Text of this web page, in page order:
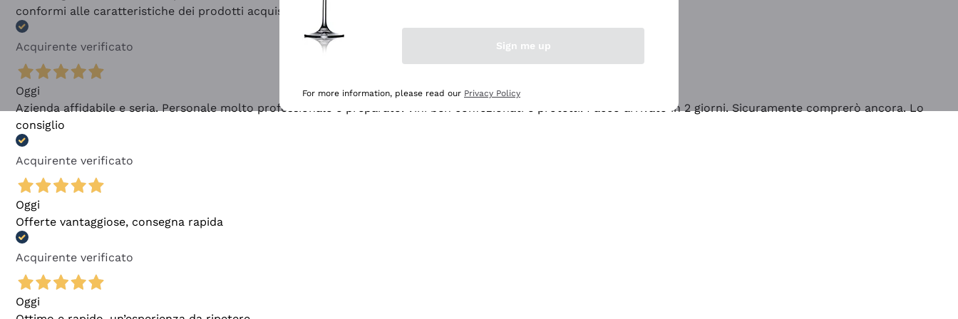
conformi alle caratteristiche dei prodotti acquistati
Acquirente verificato
Oggi
Azienda affidabile e seria. Personale molto professionale e preparato. Vini ben confezionati e protetti. Pacco arrivato in 2 giorni. Sicuramente comprerò ancora. Lo
consiglio
Acquirente verificato
Oggi
Offerte vantaggiose, consegna rapida
Acquirente verificato
Oggi
Sign me up
For more information, please read our Privacy Policy